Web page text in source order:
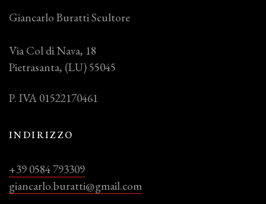
Giancarlo Buratti Scultore
Via Col di Nava, 18
Pietrasanta, (LU) 55045
P. IVA 01522170461
INDIRIZZO
+39 0584 793309
giancarlo.buratti@gmail.com